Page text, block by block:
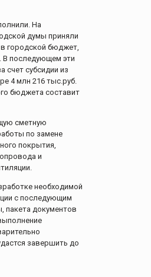
На
думы приняли
городской бюджет,
В последующем эти
счет субсидии из
4 млн 216 тыс.руб.
бюджета составит
сметную
по замене
покрытия,
и
необходимой
с последующим
пакета документов
завершить до